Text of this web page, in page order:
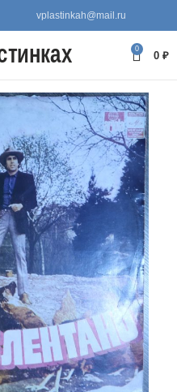
vplastinkah@mail.ru
0
0 ₽